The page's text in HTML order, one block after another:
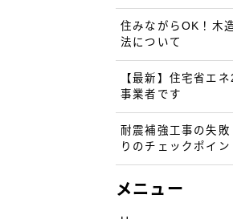
住みながらOK！木
法について
【最新】住宅省エ
事業者です
耐震補強工事の失
りのチェックポイン
メニュー